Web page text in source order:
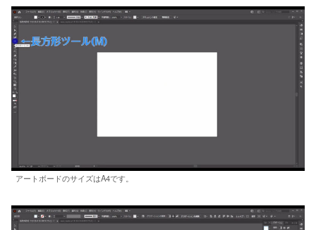
アートボードのサイズはA4です。